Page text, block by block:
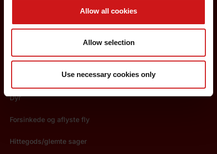
Allow all cookies
Allow selection
Use necessary cookies only
Børn
Check-in og boarding
Dyr
Forsinkede og aflyste fly
Hittegods/glemte sager